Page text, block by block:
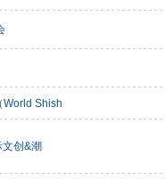
World Shish
文创&潮